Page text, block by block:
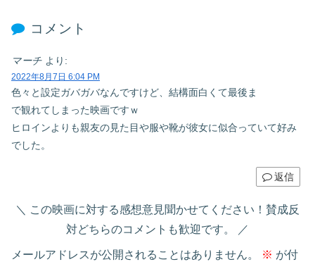
コメント
マーチ より:
2022年8月7日 6:04 PM
色々と設定ガバガバなんですけど、結構面白くて最後ま
で観れてしまった映画ですｗ
ヒロインよりも親友の見た目や服や靴が彼女に似合っていて好み
でした。
返信
この映画に対する感想意見聞かせてください！賛成反
対どちらのコメントも歓迎です。
メールアドレスが公開されることはありません。 ※ が付